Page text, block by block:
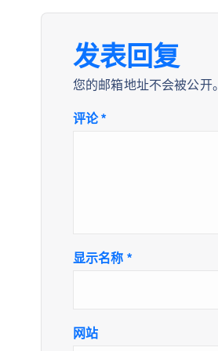
发表回复
您的邮箱地址不会被公开。
评论*
显示名称 *
网站